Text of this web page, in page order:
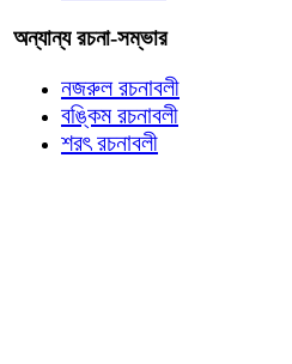
অন্যান্য রচনা-সম্ভার
নজরুল রচনাবলী
বঙ্কিম রচনাবলী
শরৎ রচনাবলী